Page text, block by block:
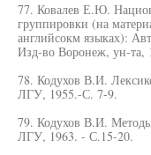
77. Ковалев Е.Ю.
группировки (на
английсокм языках):
Изд-во Воронеж, ун-та,
78. Кодухов В.И.
ЛГУ, 1955.-С. 7-9.
79. Кодухов В.И.
ЛГУ, 1963. - С.15-20.